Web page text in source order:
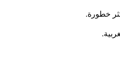
خطورة.